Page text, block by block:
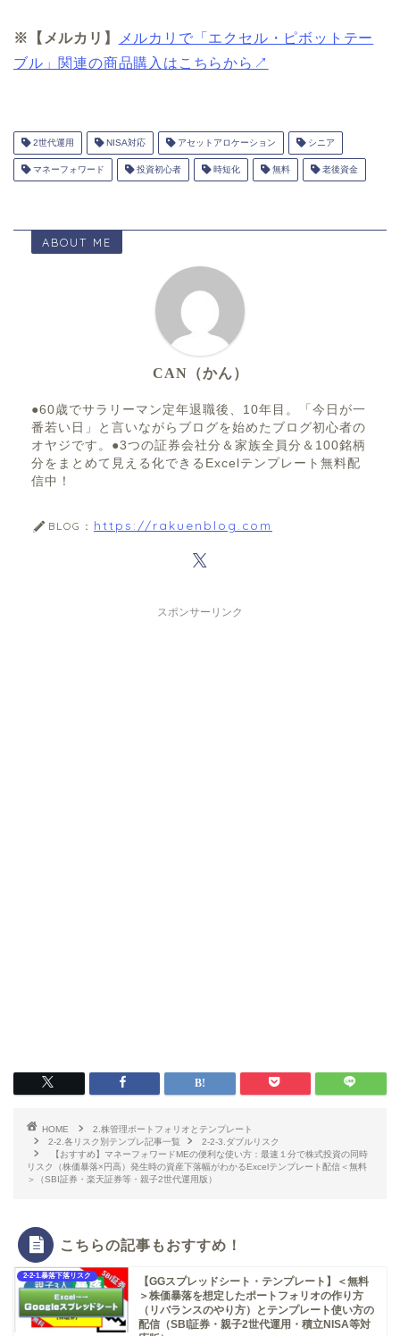
※【メルカリ】
メルカリで「エクセル・ピボットテー
ブル」関連の商品購入はこちらから↗
2世代運用 NISA対応 アセットアロケーション シニア
マネーフォワード 投資初心者 時短化 無料 老後資金
ABOUT ME
CAN（かん）
●60歳でサラリーマン定年退職後、10年目。「今日が一
番若い日」と言いながらブログを始めたブログ初心者の
オヤジです。●3つの証券会社分＆家族全員分＆100銘柄
分をまとめて見える化できるExcelテンプレート無料配
信中！
BLOG： https://rakuenblog.com
スポンサーリンク
HOME
2.株管理ポートフォリオとテンプレート
2-2.各リスク別テンプレ記事一覧
2-2-3.ダブルリスク
【おすすめ】マネーフォワードMEの便利な使い方：最速１分で株式投資の同時
リスク（株価暴落×円高）発生時の資産下落幅がわかるExcelテンプレート配信＜無料
＞（SBI証券・楽天証券等・親子2世代運用版）
こちらの記事もおすすめ！
2-2-1.暴落下落リスク
【GGスプレッドシート・テンプレート】＜無料
＞株価暴落を想定したポートフォリオの作り方
（リバランスのやり方）とテンプレート使い方の
配信（SBI証券・親子2世代運用・積立NISA等対